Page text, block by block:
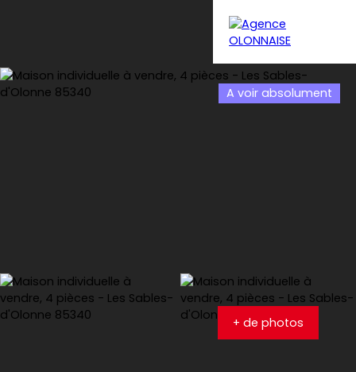
A voir absolument
+ de photos